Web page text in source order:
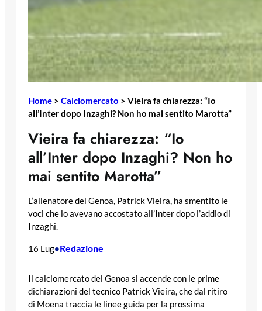
Home > Calciomercato > Vieira fa chiarezza: “Io
all’Inter dopo Inzaghi? Non ho mai sentito Marotta”
Vieira fa chiarezza: “Io
all’Inter dopo Inzaghi? Non ho
mai sentito Marotta”
L’allenatore del Genoa, Patrick Vieira, ha smentito le
voci che lo avevano accostato all’Inter dopo l’addio di
Inzaghi.
16 Lug•Redazione
Il calciomercato del Genoa si accende con le prime
dichiarazioni del tecnico Patrick Vieira, che dal ritiro
di Moena traccia le linee guida per la prossima